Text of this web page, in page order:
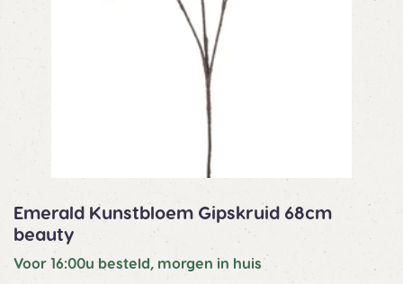
Emerald Kunstbloem Gipskruid 68cm
beauty
Voor 16:00u besteld, morgen in huis